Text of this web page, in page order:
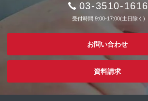
03-3510-1616
受付時間 9:00-17:00(土日除く)
お問い合わせ
資料請求